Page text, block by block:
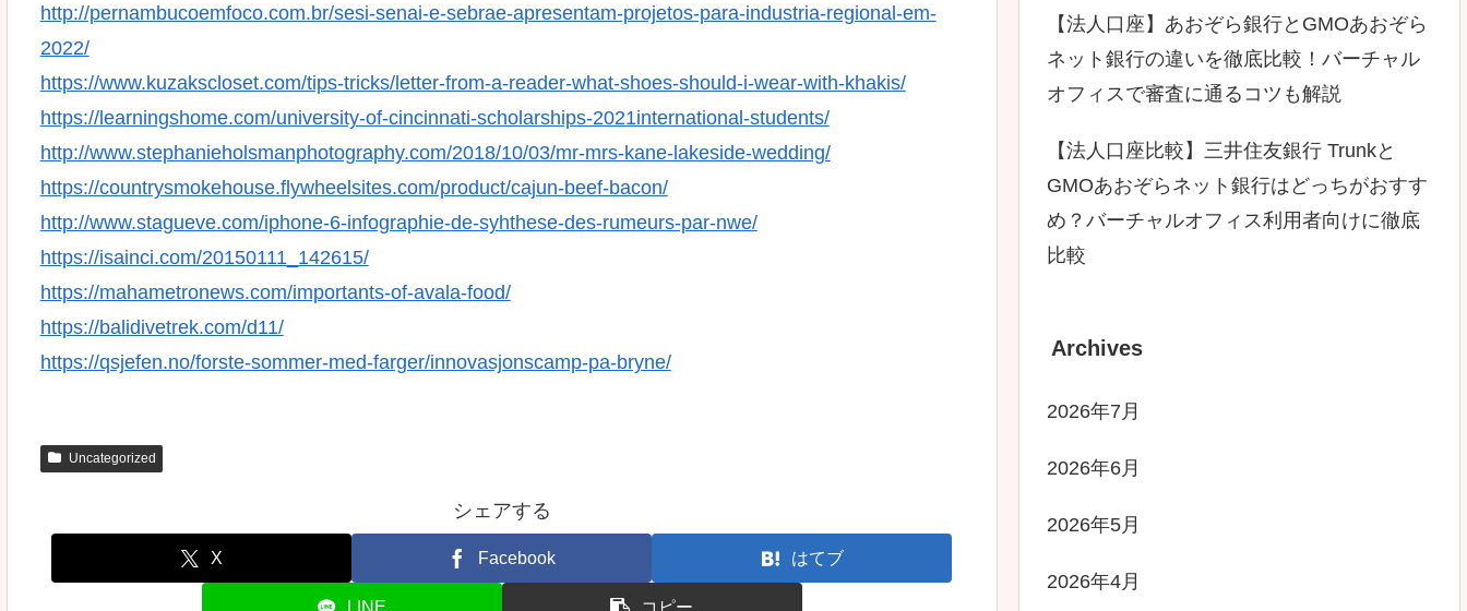
http://pernambucoemfoco.com.br/sesi-senai-e-sebrae-apresentam-projetos-para-industria-regional-em-
2022/
https://www.kuzakscloset.com/tips-tricks/letter-from-a-reader-what-shoes-should-i-wear-with-khakis/
https://learningshome.com/university-of-cincinnati-scholarships-2021international-students/
http://www.stephanieholsmanphotography.com/2018/10/03/mr-mrs-kane-lakeside-wedding/
https://countrysmokehouse.flywheelsites.com/product/cajun-beef-bacon/
http://www.stagueve.com/iphone-6-infographie-de-syhthese-des-rumeurs-par-nwe/
https://isainci.com/20150111_142615/
https://mahametronews.com/importants-of-avala-food/
https://balidivetrek.com/d11/
https://qsjefen.no/forste-sommer-med-farger/innovasjonscamp-pa-bryne/
Uncategorized
シェアする
X Facebook はてブ
LINE コピー
【法人口座】あおぞら銀行とGMOあおぞら
ネット銀行の違いを徹底比較！バーチャル
オフィスで審査に通るコツも解説
【法人口座比較】三井住友銀行 Trunkと
GMOあおぞらネット銀行はどっちがおすす
め？バーチャルオフィス利用者向けに徹底
比較
Archives
2026年7月
2026年6月
2026年5月
2026年4月